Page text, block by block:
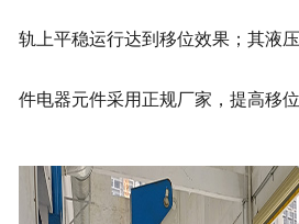
轨上平稳运行达到移位效果；其液
件电器元件采用正规厂家，提高移